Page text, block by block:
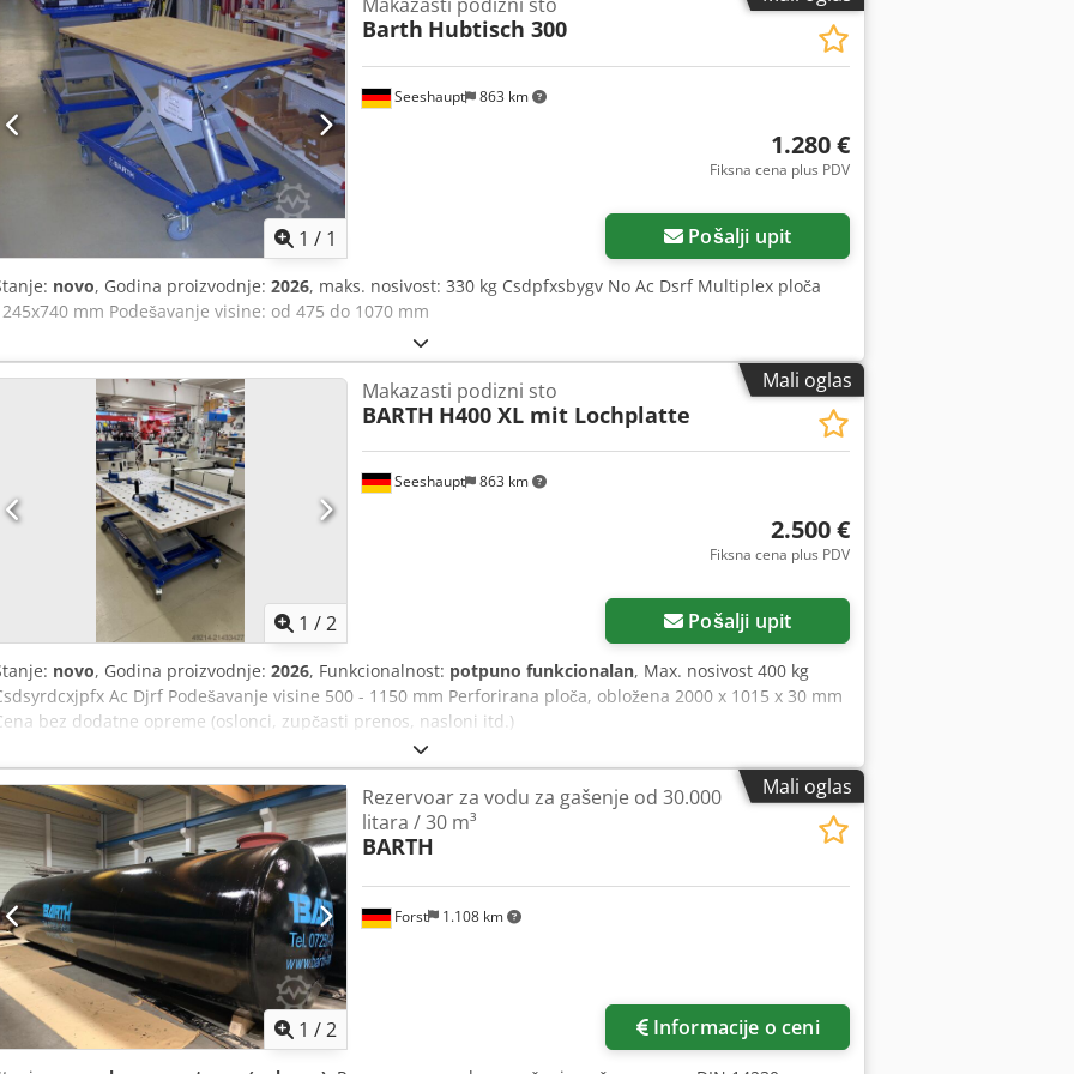
i kupovina rezervoara / kontejnera je moguća, samo nas kontaktirajte za ovo. Vreme isporuke po
Tank und Apparate Barth GmbH Werner-von-Siemens-Str. 36 76694 Ekshibicionist
1 / 1
Seeshaupt 863 km
Makazasti podizni sto
Barth Hubtisch 300
1.280 €
Fiksna cena plus PDV
Pošalji upit
novo, Godina proizvodnje: 2026, maks. nosivost: 330 kg Csdpfxsbygv No Ac Dsrf Multiplex ploča
mm Podešavanje visine: od 475 do 1070 mm
Mali oglas
Zatražite više slika
1 /2
Seeshaupt 863 km
Makazasti podizni sto
BARTH H400 XL mit Lochplatte
2.500 €
Fiksna cena plus PDV
Pošalji upit
novo, Godina proizvodnje: 2026, Funkcionalnost: potpuno funkcionalan, Max. nosivost 400 kg
Ac Djrf Podešavanje visine 500 - 1150 mm Perforirana ploča, obložena 2000 x 1015 x 30 mm
bez dodatne opreme (oslonci, zupčasti prenos, nasloni itd.)
Mali oglas
1 /2
Forst 1.108 km
Rezervoar za vodu za gašenje od 30.000
litara / 30 m³
BARTH
Informacije o ceni